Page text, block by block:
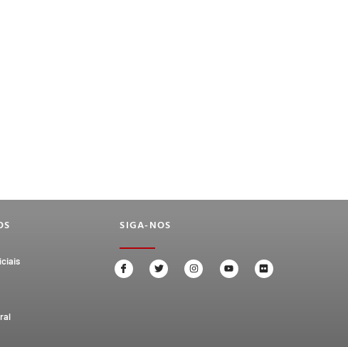
SIGA-NOS